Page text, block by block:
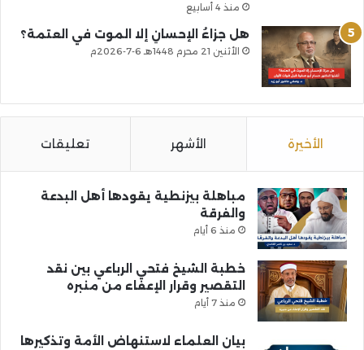
منذ 4 أسابيع
هل جزاءُ الإحسانِ إلا الموت في العتمة؟
الأثنين 21 محرم 1448هـ 6-7-2026م
الأخيرة الأشهر تعليقات
مباهلة بيزنطية يقودها أهل البدعة
والفرقة
منذ 6 أيام
خطبة الشيخ فتحي الرباعي بين نقد
التقصير وقرار الإعفاء من منبره
منذ 7 أيام
بيان العلماء لاستنهاض الأمة وتذكيرها